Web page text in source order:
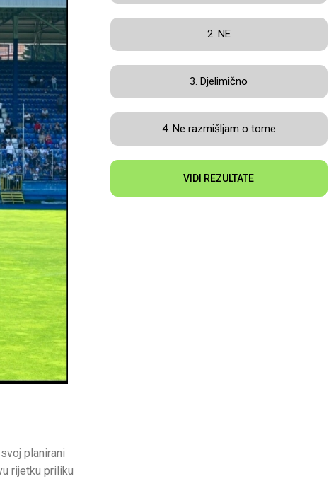
planirani
rijetku priliku
2. NE
3. Djelimično
4. Ne razmišljam o tome
VIDI REZULTATE